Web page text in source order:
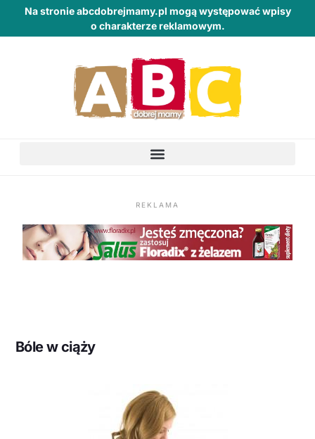
Na stronie abcdobrejmamy.pl mogą występować wpisy
o charakterze reklamowym.
REKLAMA
Bóle w ciąży